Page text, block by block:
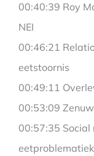
00:40:39 Roy
NEI
00:46:21
eetstoornis
00:49:11
00:53:09
00:57:35 Social
eetproblematiek